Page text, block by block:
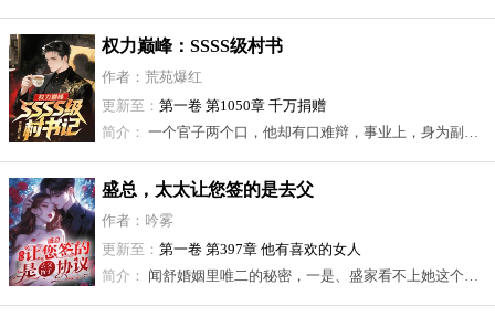
权力巅峰：SSSS级村书
记！
作者：荒苑爆红
更新至： 第一卷 第1050章 千万捐赠
简介： 一个官子两个口，他却有口难辩，事业上，身为副镇长他被同事刁难，百般欺凌，家庭上，作为上门女婿，他被岳母打压，夫妻不和，一时间陈青跌入谷底，偶然的一次意外，他得以青云直上，逢凶化吉，在官场掌握滔天权柄！
盛总，太太让您签的是去父
留子协议
作者：吟雾
更新至： 第一卷 第397章 他有喜欢的女人
简介：
闻舒婚姻里唯二的秘密，一是、盛家看不上她这个媳妇，全家骗盛徵州在婚前签了个他不知情的离婚协议。 他们的婚姻仅能维持七年。 二是……她背着盛徵州偷生了个女儿。 七年婚姻，盛徵州从不知他还有个五岁孩子。 原以为七年时间，她全心全意付出总能焐热盛徵州的心。 却在距离离婚协议生效前三个月，她才悚然发现丈夫也有秘密。 ——他心里的朱砂痣，是自己的弟妹。 七年付出宛若一场荒诞滑稽的笑话！ 闻舒心如死灰，决心不再坦白他们有个孩子。 果断离婚，洒脱去父留子！ 只当他是个会喘气的试管工具！ 直到，闻舒从被嗤之以鼻的家庭主妇重回巅峰成最年轻的医学奖得主！ 曾经那个百般漠视她的男人终于知晓她早就决心离婚，早已不再要他。 女儿的存在也曝光天下。 向来薄情寡欲的男人将她堵在众目睽睽之下，咬牙切齿问：“离婚？去父留子？老婆，你是想要我命吗？” 闻舒牵着女儿淡淡一笑：“盛总，你听清楚，我女儿，姓霍，不是盛！”